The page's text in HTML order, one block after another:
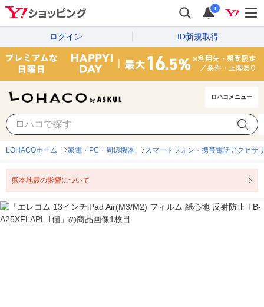
i
ログイン ID新規取得
ロハコメニュー
LOHACOホーム 家電・PC・周辺機器 スマートフォン・携帯電話アクセサ
熊本地震の影響について